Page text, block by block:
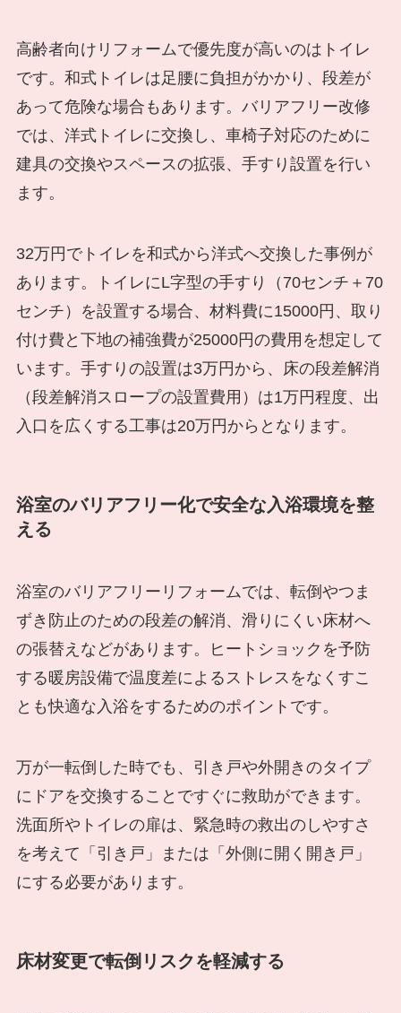
高齢者向けリフォームで優先度が高いのはトイレ
です。和式トイレは足腰に負担がかかり、段差が
あって危険な場合もあります。バリアフリー改修
では、洋式トイレに交換し、車椅子対応のために
建具の交換やスペースの拡張、手すり設置を行い
ます。
32万円でトイレを和式から洋式へ交換した事例が
あります。トイレにL字型の手すり（70センチ＋70
センチ）を設置する場合、材料費に15000円、取り
付け費と下地の補強費が25000円の費用を想定して
います。手すりの設置は3万円から、床の段差解消
（段差解消スロープの設置費用）は1万円程度、出
入口を広くする工事は20万円からとなります。
浴室のバリアフリー化で安全な入浴環境を整
える
浴室のバリアフリーリフォームでは、転倒やつま
ずき防止のための段差の解消、滑りにくい床材へ
の張替えなどがあります。ヒートショックを予防
する暖房設備で温度差によるストレスをなくすこ
とも快適な入浴をするためのポイントです。
万が一転倒した時でも、引き戸や外開きのタイプ
にドアを交換することですぐに救助ができます。
洗面所やトイレの扉は、緊急時の救出のしやすさ
を考えて「引き戸」または「外側に開く開き戸」
にする必要があります。
床材変更で転倒リスクを軽減する